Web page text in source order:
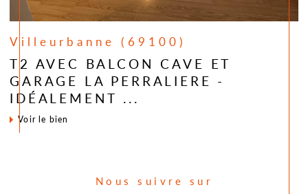
Villeurbanne (69100)
T2 AVEC BALCON CAVE ET
GARAGE LA PERRALIERE -
IDÉALEMENT ...
voir le bien
Nous suivre sur